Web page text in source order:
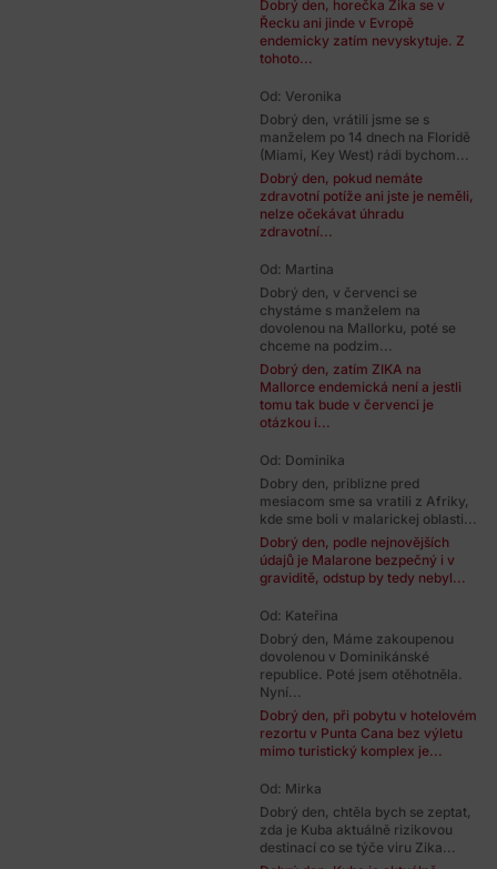
Dobrý den, horečka Zika se v
Řecku ani jinde v Evropě
endemicky zatím nevyskytuje. Z
tohoto...
Od: Veronika
Dobrý den, vrátili jsme se s
manželem po 14 dnech na Floridě
(Miami, Key West) rádi bychom...
Dobrý den, pokud nemáte
zdravotní potíže ani jste je neměli,
nelze očekávat úhradu
zdravotní...
Od: Martina
Dobrý den, v červenci se
chystáme s manželem na
dovolenou na Mallorku, poté se
chceme na podzim...
Dobrý den, zatím ZIKA na
Mallorce endemická není a jestli
tomu tak bude v červenci je
otázkou i...
Od: Dominika
Dobry den, priblizne pred
mesiacom sme sa vratili z Afriky,
kde sme boli v malarickej oblasti...
Dobrý den, podle nejnovějších
údajů je Malarone bezpečný i v
graviditě, odstup by tedy nebyl...
Od: Kateřina
Dobrý den, Máme zakoupenou
dovolenou v Dominikánské
republice. Poté jsem otěhotněla.
Nyní...
Dobrý den, při pobytu v hotelovém
rezortu v Punta Cana bez výletu
mimo turistický komplex je...
Od: Mirka
Dobrý den, chtěla bych se zeptat,
zda je Kuba aktuálně rizikovou
destinací co se týče viru Zika...